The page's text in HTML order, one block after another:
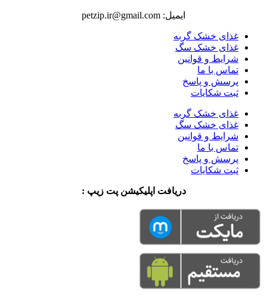
ایمیل: petzip.ir@gmail.com
غذای خشک گربه
غذای خشک سگ
شرایط و قوانین
تماس با ما
پرسش و پاسخ
ثبت شکایات
غذای خشک گربه
غذای خشک سگ
شرایط و قوانین
تماس با ما
پرسش و پاسخ
ثبت شکایات
دریافت اپلیکیشن پت زیپ :